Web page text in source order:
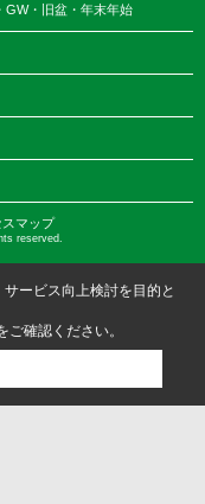
GW・旧盆・年末年始
スマップ
reserved.
ービス向上検討を目的と
ご確認ください。